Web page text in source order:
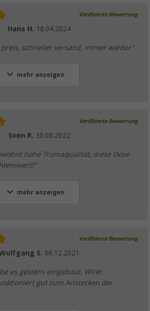
Verifizierte Bewertung
Hans H. 18.04.2024
preis, schneller versand, immer wieder"
mehr anzeigen
Verifizierte Bewertung
Sven R. 30.08.2022
hohe Trumaqualität, diese Dose
mehr anzeigen
Verifizierte Bewertung
S. 06.12.2021
es gestern eingebaut. Wirkt
gut zum Anstecken der